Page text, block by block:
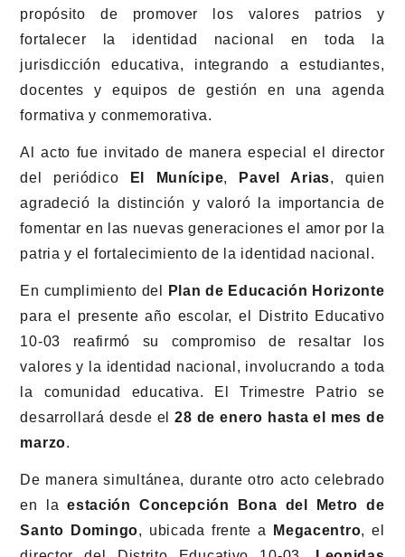
propósito de promover los valores patrios y
fortalecer la identidad nacional en toda la
jurisdicción educativa, integrando a estudiantes,
docentes y equipos de gestión en una agenda
formativa y conmemorativa.
Al acto fue invitado de manera especial el director
del periódico
El Munícipe, Pavel Arias, quien
agradeció la distinción y valoró la importancia de
fomentar en las nuevas generaciones el amor por la
patria y el fortalecimiento de la identidad nacional.
En cumplimiento del
Plan de Educación Horizonte
para el presente año escolar, el Distrito Educativo
10-03 reafirmó su compromiso de resaltar los
valores y la identidad nacional, involucrando a toda
la comunidad educativa. El Trimestre Patrio se
desarrollará desde el28 de enero hasta el mes de
marzo.
De manera simultánea, durante otro acto celebrado
en laestación Concepción Bona del Metro de
Santo Domingo, ubicada frente a Megacentro, el